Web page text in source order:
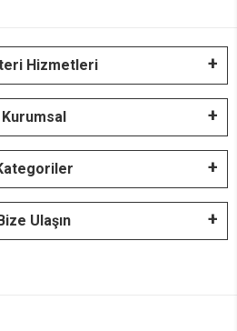
Hizmetleri
Kurumsal
Ulaşın